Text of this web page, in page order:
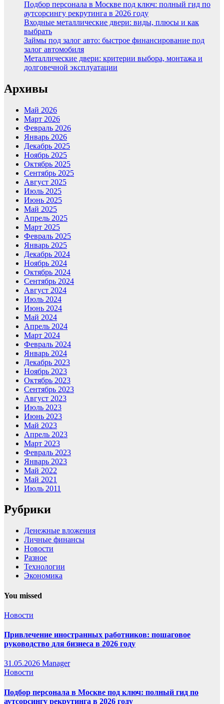
Подбор персонала в Москве под ключ: полный гид по
аутсорсингу рекрутинга в 2026 году
Входные металлические двери: виды, плюсы и как
выбрать
Займы под залог авто: быстрое финансирование под
залог автомобиля
Металлические двери: критерии выбора, монтажа и
долговечной эксплуатации
Архивы
Май 2026
Март 2026
Февраль 2026
Январь 2026
Декабрь 2025
Ноябрь 2025
Октябрь 2025
Сентябрь 2025
Август 2025
Июль 2025
Июнь 2025
Май 2025
Апрель 2025
Март 2025
Февраль 2025
Январь 2025
Декабрь 2024
Ноябрь 2024
Октябрь 2024
Сентябрь 2024
Август 2024
Июль 2024
Июнь 2024
Май 2024
Апрель 2024
Март 2024
Февраль 2024
Январь 2024
Декабрь 2023
Ноябрь 2023
Октябрь 2023
Сентябрь 2023
Август 2023
Июль 2023
Июнь 2023
Май 2023
Апрель 2023
Март 2023
Февраль 2023
Январь 2023
Май 2022
Май 2021
Июль 2011
Рубрики
Денежные вложения
Личные финансы
Новости
Разное
Технологии
Экономика
You missed
Новости
Привлечение иностранных работников: пошаговое
руководство для бизнеса в 2026 году
31.05.2026 Manager
Новости
Подбор персонала в Москве под ключ: полный гид по
аутсорсингу рекрутинга в 2026 году